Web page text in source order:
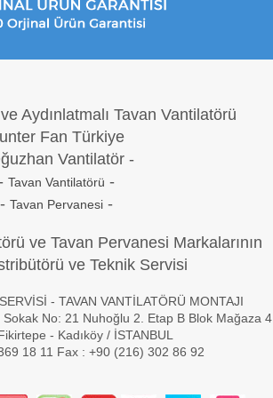
Aydınlatmalı Tavan Vantilatörü
Fan Türkiye
an Vantilatör -
Tavan Vantilatörü -
- Tavan Pervanesi-
ve Tavan Pervanesi Markalarının
ve Teknik Servisi
- TAVAN VANTİLATÖRÜ MONTAJI
Sokak No: 21 Nuhoğlu 2. Etap B Blok Mağaza 4
- Kadıköy / İSTANBUL
18 11 Fax : +90 (216) 302 86 92